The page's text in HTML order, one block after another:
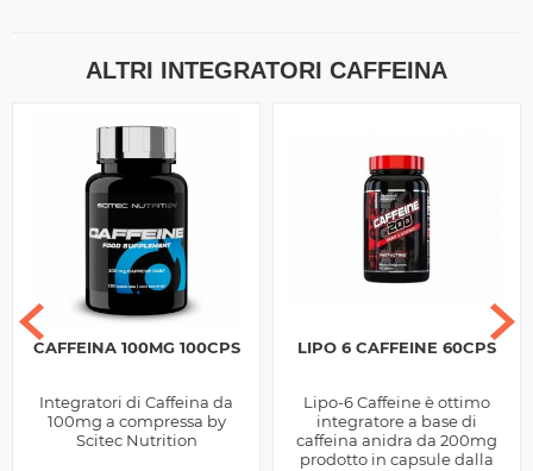
ALTRI INTEGRATORI CAFFEINA
CAFFEINA 100MG 100CPS
Integratori di Caffeina da
100mg a compressa by
Scitec Nutrition
LIPO 6 CAFFEINE 60CPS
Lipo-6 Caffeine è ottimo
integratore a base di
caffeina anidra da 200mg
prodotto in capsule dalla